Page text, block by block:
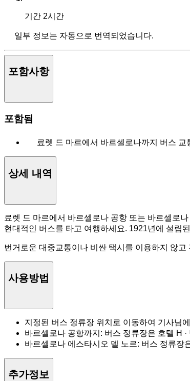
기간 2시간
일부 정보는 자동으로 번역되었습니다.
포함사항
포함됨
료렛 드 마르에서 바르셀로나까지 버스 교
상세 내역
료렛 드 마르에서 바르셀로나 공항 또는 바르셀로
현대적인 버스를 타고 여행하세요. 1921년에 설립
번거로운 대중교통이나 비싼 택시를 이용하지 않
사용방법
지정된 버스 정류장 위치로 이동하여 기사님
바르셀로나 공항까지: 버스 정류장은 호텔 H
바르셀로나 에스타시오 델 노르: 버스 정류
추가정보